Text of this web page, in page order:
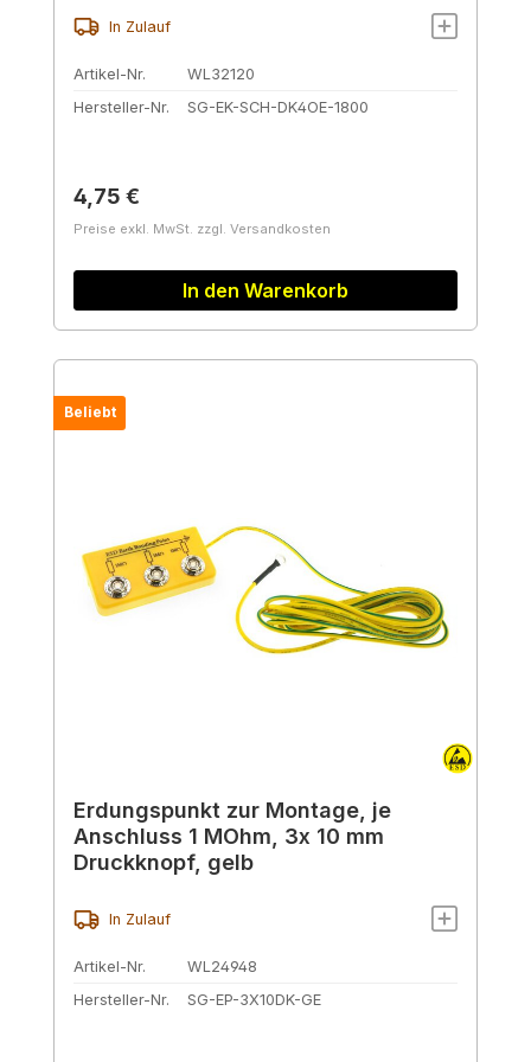
In Zulauf
Artikel-Nr.
WL32120
Hersteller-Nr.
SG-EK-SCH-DK4OE-1800
Regulärer Preis:
4,75 €
Preise exkl. MwSt. zzgl. Versandkosten
In den Warenkorb
Beliebt
Erdungspunkt zur Montage, je
Anschluss 1 MOhm, 3x 10 mm
Druckknopf, gelb
In Zulauf
Artikel-Nr.
WL24948
Hersteller-Nr.
SG-EP-3X10DK-GE